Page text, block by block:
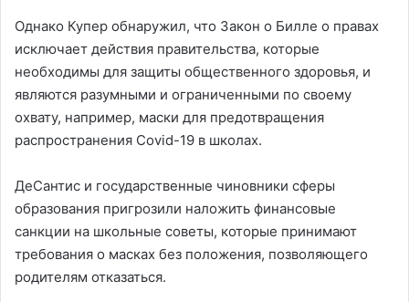
Однако Купер обнаружил, что Закон о Билле о правах
исключает действия правительства, которые
необходимы для защиты общественного здоровья, и
являются разумными и ограниченными по своему
охвату, например, маски для предотвращения
распространения Covid-19 в школах.
ДеСантис и государственные чиновники сферы
образования пригрозили наложить финансовые
санкции на школьные советы, которые принимают
требования о масках без положения, позволяющего
родителям отказаться.